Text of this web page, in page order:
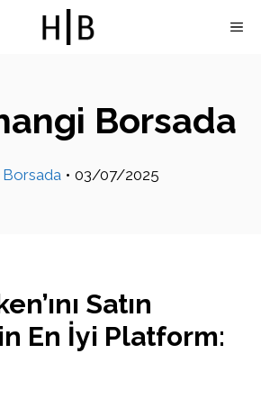
Borsada
Borsada • 03/07/2025
Satın
En İyi Platform: